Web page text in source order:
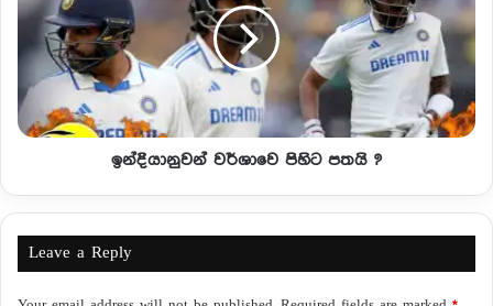
ඉන්දියානුවන් වර්ශාවෙ පිහිට පතයි ?
Leave a Reply